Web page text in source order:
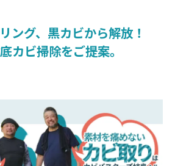
ング、黒カビから解放！
カビ掃除をご提案。